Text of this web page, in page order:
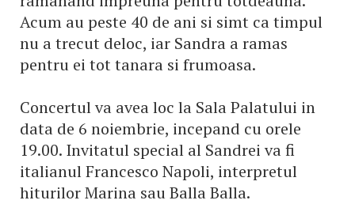
Acum au peste 40 de ani si simt ca timpul
nu a trecut deloc, iar Sandra a ramas
pentru ei tot tanara si frumoasa.
Concertul va avea loc la Sala Palatului in
data de 6 noiembrie, incepand cu orele
19.00. Invitatul special al Sandrei va fi
italianul Francesco Napoli, interpretul
hiturilor Marina sau Balla Balla.